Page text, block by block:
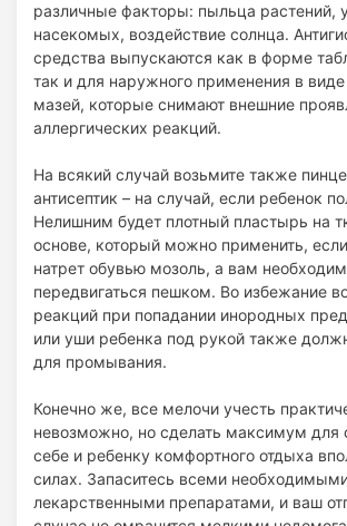
различные факторы: пыльца растений,
насекомых, воздействие солнца.
средства выпускаются как в форме
так и для наружного применения в
мазей, которые снимают внешние
аллергических реакций.
На всякий случай возьмите также
антисептик – на случай, если ребенок
Нелишним будет плотный пластырь на
основе, который можно применить,
натрет обувью мозоль, а вам
передвигаться пешком. Во избежание
реакций при попадании инородных
или уши ребенка под рукой также
для промывания.
Конечно же, все мелочи учесть
невозможно, но сделать максимум для
себе и ребенку комфортного отдыха
силах. Запаситесь всеми
лекарственными препаратами, и ваш